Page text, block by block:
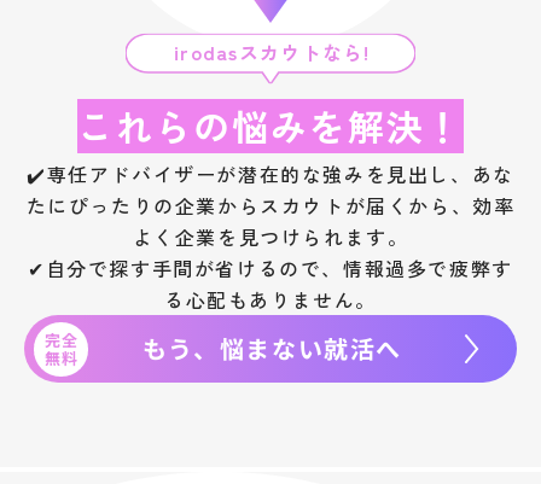
irodasスカウトなら!
これらの悩みを解決！
✔️専任アドバイザーが潜在的な強みを見出し、あな
たにぴったりの企業からスカウトが届くから、効率
よく企業を見つけられます。
✔自分で探す手間が省けるので、情報過多で疲弊す
る心配もありません。
完全
無料 もう、悩まない就活へ